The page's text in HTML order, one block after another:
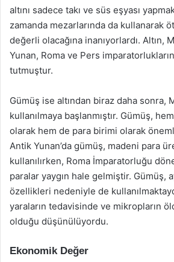
altını sadece takı ve süs eşyası
zamanda mezarlarında da kullanarak
değerli olacağına inanıyorlardı. Altın,
Yunan, Roma ve Pers
tutmuştur.
Gümüş ise altından biraz daha sonra,
kullanılmaya başlanmıştır. Gümüş,
olarak hem de para birimi olarak
Antik Yunan’da gümüş, madeni para
kullanılırken, Roma İmparatorluğu
paralar yaygın hale gelmiştir. Gümüş,
özellikleri nedeniyle de
yaraların tedavisinde ve mikropların
olduğu düşünülüyordu.
Ekonomik Değer